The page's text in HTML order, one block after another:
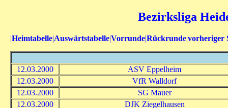
Bezirksliga
|Heimtabelle|Auswärtstabelle|Vorrunde|Rückrunde|vorheriger
12.03.2000
ASV Eppelheim
12.03.2000
VfR Walldorf
12.03.2000
SG Mauer
12.03.2000
DJK Ziegelhausen